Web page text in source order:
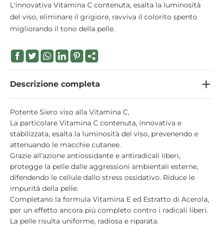
L'innovativa Vitamina C contenuta, esalta la luminosità
del viso, eliminare il grigiore, ravviva il colorito spento
migliorando il tono della pelle.
Descrizione completa
Potente Siero viso alla Vitamina C,
La particolare Vitamina C contenuta, innovativa e
stabilizzata, esalta la luminosità del viso, prevenendo e
attenuando le macchie cutanee.
Grazie all'azione antiossidante e antiradicali liberi,
protegge la pelle dalle aggressioni ambientali esterne,
difendendo le cellule dallo stress ossidativo. Riduce le
impurità della pelle.
Completano la formula Vitamina E ed Estratto di Acerola,
per un effetto ancora più completo contro i radicali liberi.
La pelle risulta uniforme, radiosa e riparata.